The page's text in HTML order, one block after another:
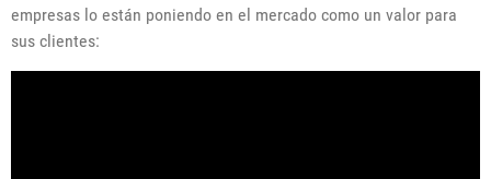
empresas lo están poniendo en el mercado como un valor para
sus clientes: